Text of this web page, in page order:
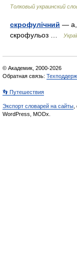
Толковый украинский
скрофулічний — а,
скрофульоз …
© Академик, 2000-2026
Обратная связь:
👣 Путешествия
Экспорт словарей на сайты
WordPress, MODx.